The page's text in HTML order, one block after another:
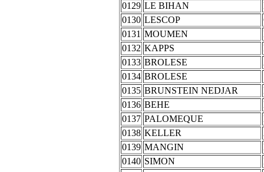
0129 LE BIHAN
0130 LESCOP
0131 MOUMEN
0132 KAPPS
0133 BROLESE
0134 BROLESE
0135 BRUNSTEIN NEDJAR
0136 BEHE
0137 PALOMEQUE
0138 KELLER
0139 MANGIN
0140 SIMON